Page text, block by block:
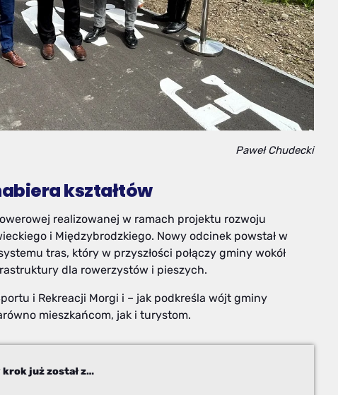
Paweł Chudecki
kształtów
realizowanej w ramach projektu rozwoju
i Międzybrodzkiego. Nowy odcinek powstał w
tras, który w przyszłości połączy gminy wokół
dla rowerzystów i pieszych.
i Rekreacji Morgi i – jak podkreśla wójt gminy
mieszkańcom, jak i turystom.
To ma zmienić cały region. Pierwszy krok już został zrobiony